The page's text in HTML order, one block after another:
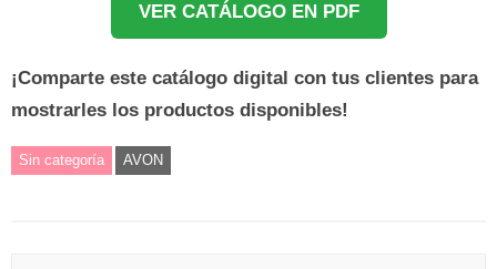
VER CATÁLOGO EN PDF
¡Comparte este catálogo digital con tus clientes para
mostrarles los productos disponibles!
Sin categoría AVON